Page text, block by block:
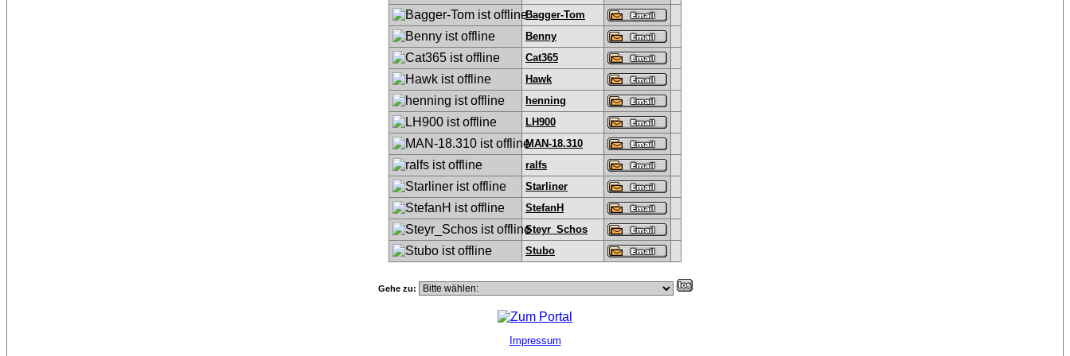
Bagger-Tom
Benny
Cat365
Hawk
henning
LH900
MAN-18.310
ralfs
Starliner
StefanH
Steyr_Schos
Stubo
Gehe zu:
Impressum